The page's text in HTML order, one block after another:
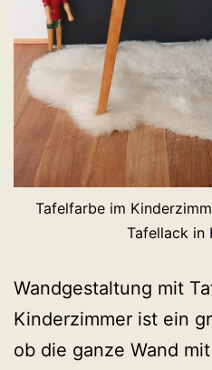
Tafelfarbe im
Tafellack in
Wandgestaltung mit
Kinderzimmer ist ein
ob die ganze Wand